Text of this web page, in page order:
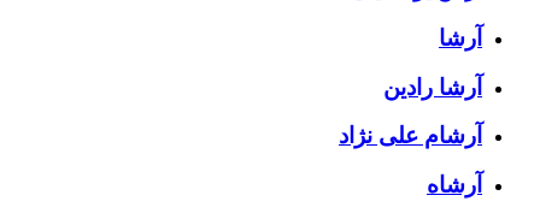
آرشا
آرشا رادین
آرشام علی نژاد
آرشاه